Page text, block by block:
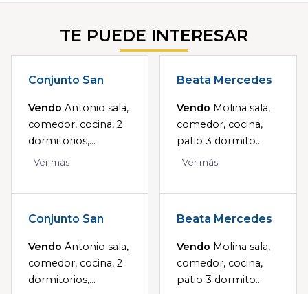
TE PUEDE INTERESAR
Conjunto San
Vendo Antonio sala,
comedor, cocina, 2
dormitorios,...
Ver más
Beata Mercedes
Vendo Molina sala,
comedor, cocina,
patio 3 dormito...
Ver más
Conjunto San
Vendo Antonio sala,
comedor, cocina, 2
dormitorios,...
Beata Mercedes
Vendo Molina sala,
comedor, cocina,
patio 3 dormito...